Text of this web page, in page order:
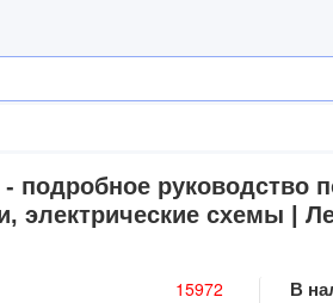
- подробное руководство
электрические схемы |
15972
В